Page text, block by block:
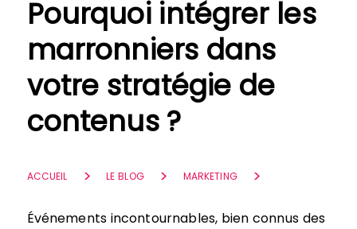
Pourquoi intégrer les
marronniers dans
votre stratégie de
contenus ?
ACCUEIL LE BLOG MARKETING
Événements incontournables, bien connus des